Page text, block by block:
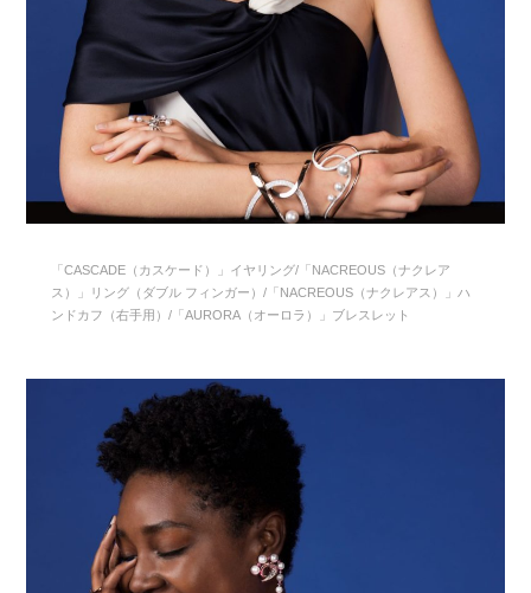
「CASCADE（カスケード）」イヤリング/「NACREOUS（ナクレア
ス）」リング（ダブル フィンガー）/「NACREOUS（ナクレアス）」ハ
ンドカフ（右手用）/「AURORA（オーロラ）」ブレスレット